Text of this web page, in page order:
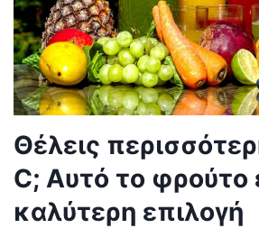
Θέλεις
C; Αυτό το φρούτο
καλύτερη επιλογή